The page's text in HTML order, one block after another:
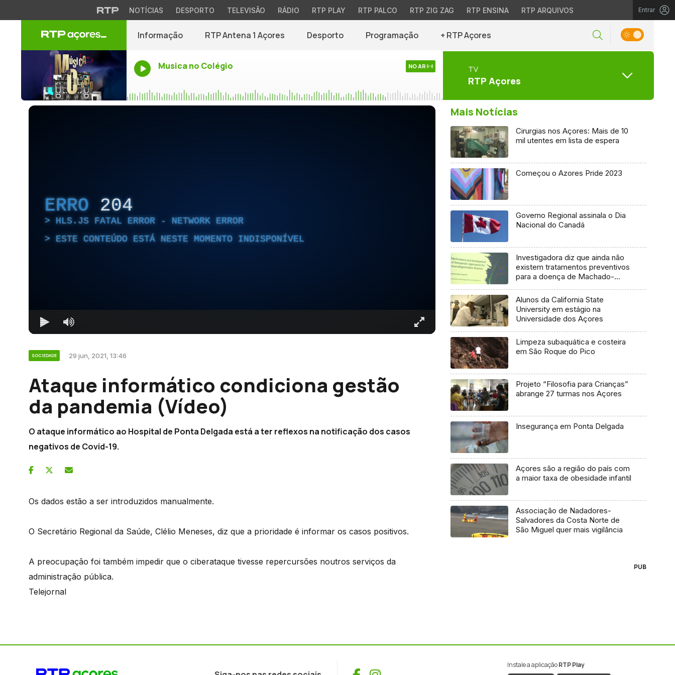
NOTÍCIAS DESPORTO TELEVISÃO RÁDIO RTP PLAY RTP PALCO RTP ZIG ZAG RTP ENSINA RTP ARQUIVOS Entrar
Informação RTP Antena 1 Açores Desporto Programação + RTP Açores
Musica no Colégio NO AR TV
RTP Açores
ERRO 204
HLS.JS FATAL ERROR - NETWORK ERROR
ESTE CONTEÚDO ESTÁ NESTE MOMENTO INDISPONÍVEL
SOCIEDADE 29 jun, 2021, 13:46
Ataque informático condiciona gestão
da pandemia (Vídeo)
O ataque informático ao Hospital de Ponta Delgada está a ter reflexos na notificação dos casos
negativos de Covid-19.
Os dados estão a ser introduzidos manualmente.
O Secretário Regional da Saúde, Clélio Meneses, diz que a prioridade é informar os casos positivos.
A preocupação foi também impedir que o ciberataque tivesse repercursões noutros serviços da
administração pública.
Telejornal
Mais Notícias
Cirurgias nos Açores: Mais de 10
mil utentes em lista de espera
Começou o Azores Pride 2023
Governo Regional assinala o Dia
Nacional do Canadá
Investigadora diz que ainda não
existem tratamentos preventivos
para a doença de Machado-
Alunos da California State
University em estágio na
Universidade dos Açores
Limpeza subaquática e costeira
em São Roque do Pico
Projeto “Filosofia para Crianças”
abrange 27 turmas nos Açores
Insegurança em Ponta Delgada
Açores são a região do país com
a maior taxa de obesidade infantil
Associação de Nadadores-
Salvadores da Costa Norte de
São Miguel quer mais vigilância
PUB
Instale a aplicaçãoRTP Play